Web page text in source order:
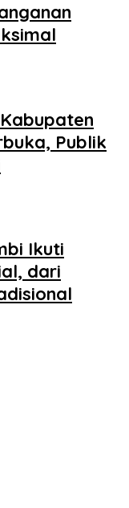
Publik
Ikuti
dari